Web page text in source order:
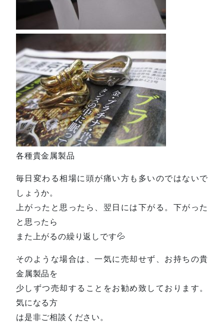
各種貴金属製品
毎日変わる相場に頭が痛い方も多いのではないで
しょうか。
上がったと思ったら、翌日には下がる。下がった
と思ったら
また上がるの繰り返しです💦
そのような場合は、一気に売却せず、お持ちの貴
金属製品を
少しずつ売却することをお勧め致しております。
気になる方
は是非ご相談ください。